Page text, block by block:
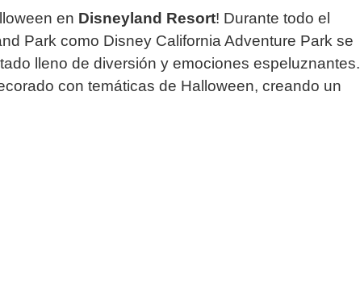
en Disneyland Resort! Durante todo el
Park como Disney California Adventure Park se
lleno de diversión y emociones espeluznantes.
con temáticas de Halloween, creando un